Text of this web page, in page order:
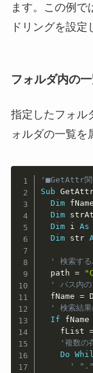
ます。この例で
ドリングを設定
フォルダ内の
指定したフォル
ォルダの一覧を
'■GetAttr関
Sub
Dim
Dim
Dim i As
Dim str
' 検索する
  path
=
' パス内の
  fName
=
' 検索結果
If
    fList
'複数の
Do
' "."